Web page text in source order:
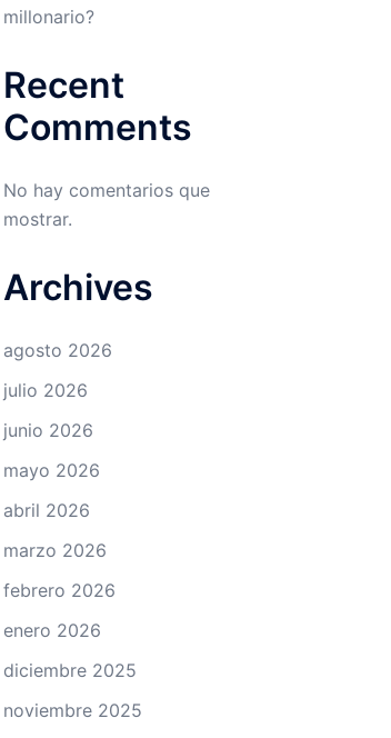
millonario?
Recent
Comments
No hay comentarios que
mostrar.
Archives
agosto 2026
julio 2026
junio 2026
mayo 2026
abril 2026
marzo 2026
febrero 2026
enero 2026
diciembre 2025
noviembre 2025